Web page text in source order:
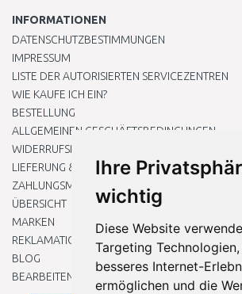
Ihre
wichtig
Diese Website
Targeting
besseres Internet-
ermöglichen und die
INFORMATIONEN
DATENSCHUTZBESTIMMUNGEN
IMPRESSUM
LISTE DER AUTORISIERTEN SERVICEZENTREN
WIE KAUFE ICH EIN?
BESTELLUNG
ALLGEMEINEN GESCHÄFTSBEDINGUNGEN
WIDERRUFSRECHT
LIEFERUNG & ZAHLUNG
ZAHLUNGSMETHODEN
ÜBERSICHT
MARKEN
REKLAMATIONEN UND RETOUREN
BLOG
BEARBEITEN SIE MEINE COOKIE-EINSTELLUNGEN